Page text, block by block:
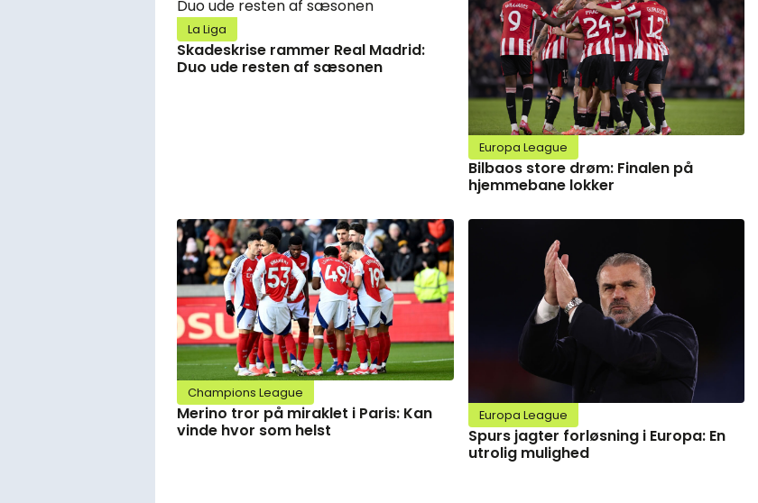
La Liga
Skadeskrise rammer Real Madrid:
Duo ude resten af sæsonen
Europa League
Bilbaos store drøm: Finalen på
hjemmebane lokker
Champions League
Merino tror på miraklet i Paris: Kan
vinde hvor som helst
Europa League
Spurs jagter forløsning i Europa: En
utrolig mulighed